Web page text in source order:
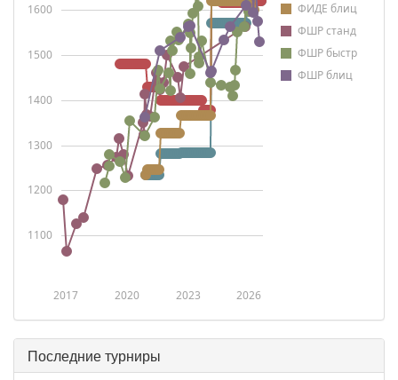
ФИДЕ блиц
ФШР станд
ФШР быстр
ФШР блиц
2017 2020 2023 2026
1100
1200
1300
1400
1500
1600
Последние турниры